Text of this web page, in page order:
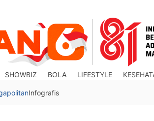
SHOWBIZ BOLA LIFESTYLE
Infografis